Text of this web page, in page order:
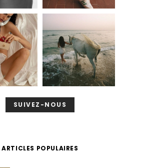
SUIVEZ-NOUS
ARTICLES POPULAIRES